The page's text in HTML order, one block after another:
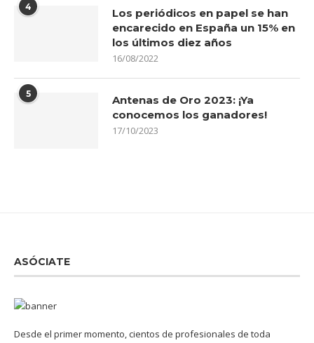
4
Los periódicos en papel se han
encarecido en España un 15% en
los últimos diez años
16/08/2022
5
Antenas de Oro 2023: ¡Ya
conocemos los ganadores!
17/10/2023
ASÓCIATE
Desde el primer momento, cientos de profesionales de toda